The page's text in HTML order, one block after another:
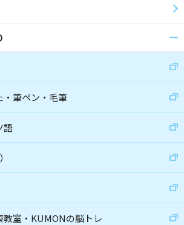
・筆ペン・毛筆
語
室・KUMONの脳トレ